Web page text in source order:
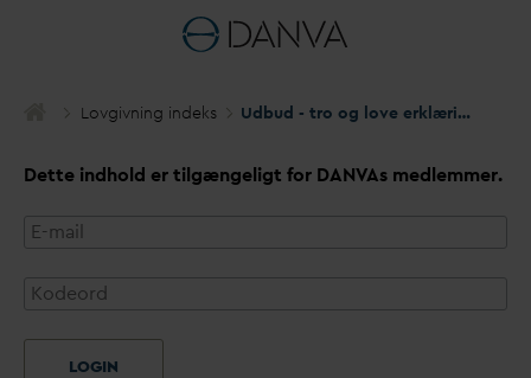
Lovgivning indeks Udbud - tro og love erklæringer vedrørende offentlig gæld
Dette indhold er tilgængeligt for DANVAs medlemmer.
LOGIN